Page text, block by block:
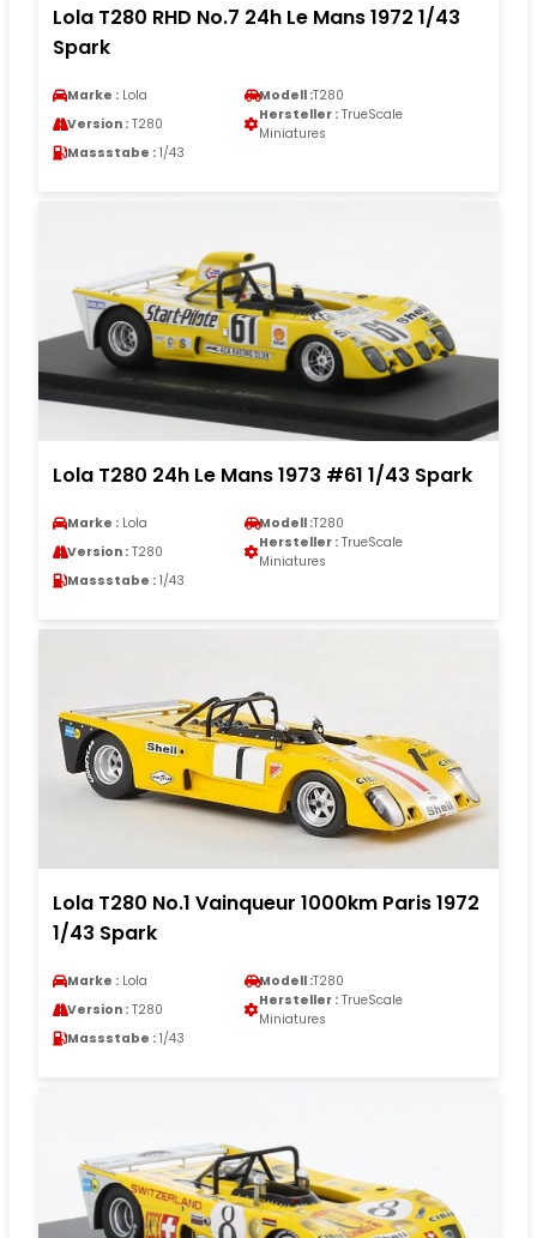
Lola T280 RHD No.7 24h Le Mans 1972 1/43
Spark
Marke : Lola Modell :T280
Version : T280
Hersteller : TrueScale
Miniatures
Massstabe : 1/43
Lola T280 24h Le Mans 1973 #61 1/43 Spark
Marke : Lola Modell :T280
Version : T280
Hersteller : TrueScale
Miniatures
Massstabe : 1/43
Lola T280 No.1 Vainqueur 1000km Paris 1972
1/43 Spark
Marke : Lola Modell :T280
Version : T280
Hersteller : TrueScale
Miniatures
Massstabe : 1/43